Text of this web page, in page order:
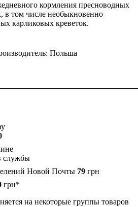
службы
Новой Почты 79 грн
грн*
на некоторые группы товаров
кормления пресноводных
в том числе необыкновенно
карликовых креветок.
Польша